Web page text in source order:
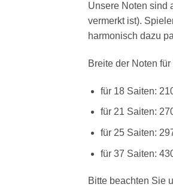
Unsere Noten sind
vermerkt ist).
harmonisch dazu
Breite der Noten
für 18 Saiten:
für 21 Saiten:
für 25 Saiten:
für 37 Saiten:
Bitte beachten Sie